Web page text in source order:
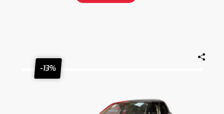
-13%